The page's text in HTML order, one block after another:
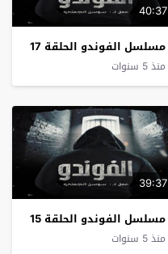
40:37
مسلسل الفوندو الحلقة 17
منذ 5 سنوات
39:37
مسلسل الفوندو الحلقة 15
منذ 5 سنوات